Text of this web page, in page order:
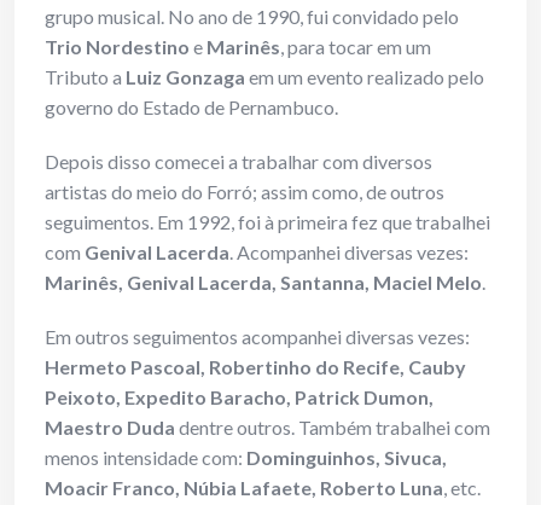
grupo musical. No ano de 1990, fui convidado pelo
Trio Nordestino e Marinês, para tocar em um
Tributo a Luiz Gonzaga em um evento realizado pelo
governo do Estado de Pernambuco.
Depois disso comecei a trabalhar com diversos
artistas do meio do Forró; assim como, de outros
seguimentos. Em 1992, foi à primeira fez que trabalhei
com Genival Lacerda. Acompanhei diversas vezes:
Marinês, Genival Lacerda, Santanna, Maciel Melo.
Em outros seguimentos acompanhei diversas vezes:
Hermeto Pascoal, Robertinho do Recife, Cauby
Peixoto, Expedito Baracho, Patrick Dumon,
Maestro Duda dentre outros. Também trabalhei com
menos intensidade com: Dominguinhos, Sivuca,
Moacir Franco, Núbia Lafaete, Roberto Luna, etc.